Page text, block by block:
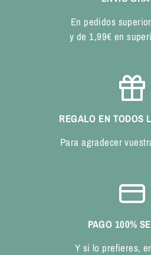
En pedidos
y de 1,99€ en
REGALO EN TODOS
Para agradecer
PAGO 100%
Y si lo prefieres,